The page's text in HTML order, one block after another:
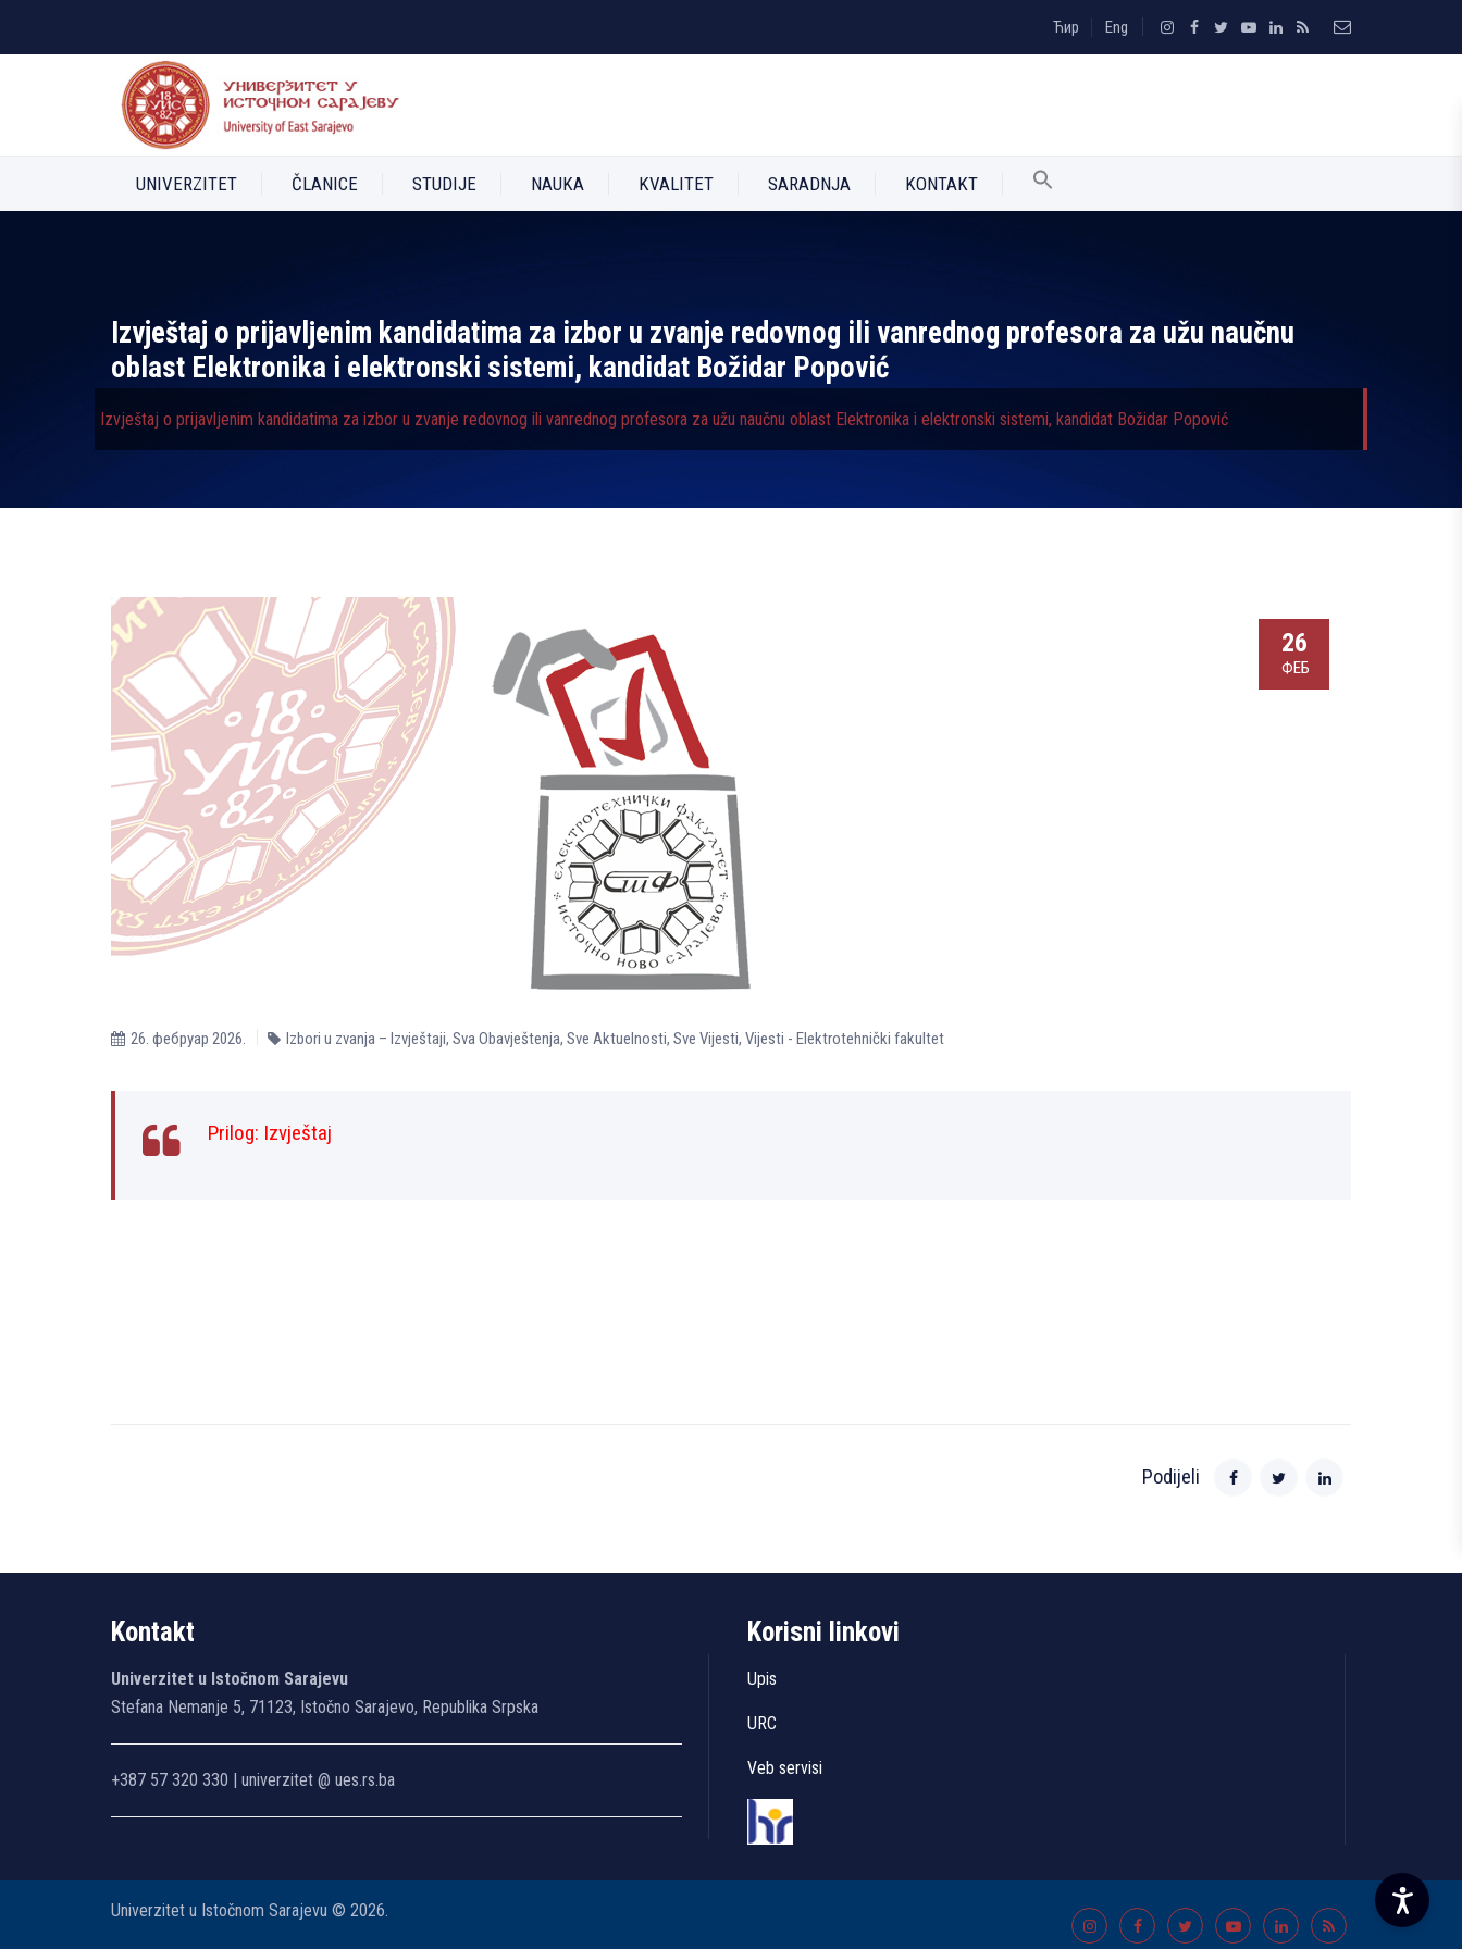
Ћир Eng
UNIVERZITET ČLANICE STUDIJE NAUKA KVALITET SARADNJA KONTAKT
Izvještaj o prijavlјenim kandidatima za izbor u zvanje redovnog ili vanrednog profesora za užu naučnu
oblast Elektronika i elektronski sistemi, kandidat Božidar Popović
Izvještaj o prijavlјenim kandidatima za izbor u zvanje redovnog ili vanrednog profesora za užu naučnu oblast Elektronika i elektronski sistemi, kandidat Božidar Popović
26
ФЕБ
26. фебруар 2026. Izbori u zvanja – Izvještaji, Sva Obavještenja, Sve Aktuelnosti, Sve Vijesti, Vijesti - Elektrotehnički fakultet
Prilog: Izvještaj
Podijeli
Kontakt
Univerzitet u Istočnom Sarajevu
Stefana Nemanje 5, 71123, Istočno Sarajevo, Republika Srpska
+387 57 320 330 | univerzitet @ ues.rs.ba
Korisni linkovi
Upis
URC
Veb servisi
Univerzitet u Istočnom Sarajevu © 2026.